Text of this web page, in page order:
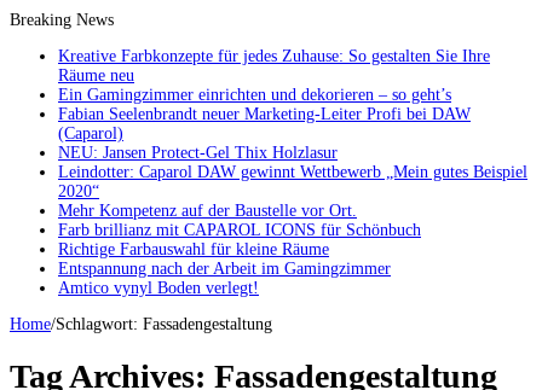
Breaking News
Kreative Farbkonzepte für jedes Zuhause: So gestalten Sie Ihre
Räume neu
Ein Gamingzimmer einrichten und dekorieren – so geht’s
Fabian Seelenbrandt neuer Marketing-Leiter Profi bei DAW
(Caparol)
NEU: Jansen Protect-Gel Thix Holzlasur
Leindotter: Caparol DAW gewinnt Wettbewerb „Mein gutes Beispiel
2020“
Mehr Kompetenz auf der Baustelle vor Ort.
Farb brillianz mit CAPAROL ICONS für Schönbuch
Richtige Farbauswahl für kleine Räume
Entspannung nach der Arbeit im Gamingzimmer
Amtico vynyl Boden verlegt!
Home/Schlagwort: Fassadengestaltung
Tag Archives: Fassadengestaltung